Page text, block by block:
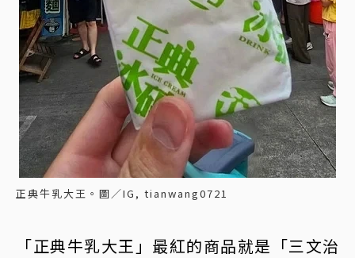
正典牛乳大王。圖／IG, tianwang0721
「正典牛乳大王」最紅的商品就是「三文治